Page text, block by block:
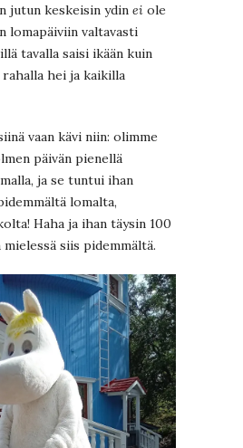
jutun keskeisin ydin ei ole
lomapäiviin valtavasti
tavalla saisi ikään kuin
hei ja kaikilla
vaan kävi niin: olimme
päivän pienellä
ja se tuntui ihan
lomalta,
Haha ja ihan täysin 100
siis pidemmältä.